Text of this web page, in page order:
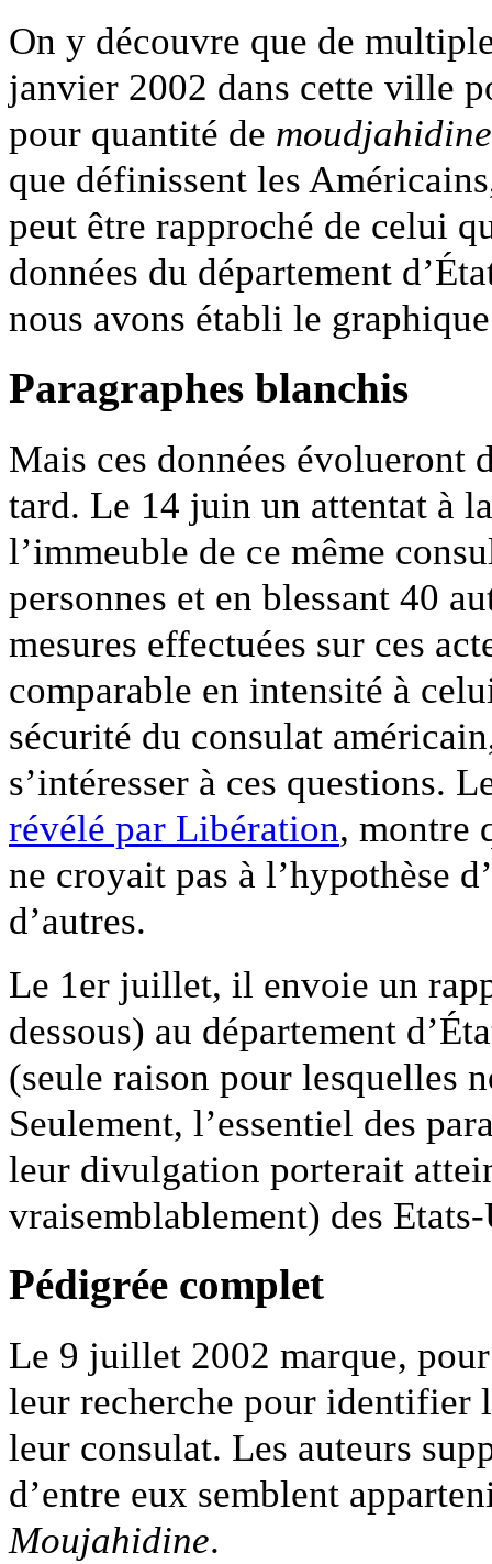
On y découvre que de
janvier 2002 dans cette ville
pour quantité de
que définissent les
peut être rapproché de celui
données du département
nous avons établi le
Paragraphes blanchis
Mais ces données évolueront
tard. Le 14 juin un attentat à
l’immeuble de ce même
personnes et en blessant 40
mesures effectuées sur ces
comparable en intensité à
sécurité du consulat
s’intéresser à ces questions.
révélé par Libération, montre
ne croyait pas à l’hypothèse
d’autres.
Le 1er juillet, il envoie un
dessous) au département
(seule raison pour lesquelles
Seulement, l’essentiel des
leur divulgation porterait
vraisemblablement) des
Pédigrée complet
Le 9 juillet 2002 marque,
leur recherche pour identifier
leur consulat. Les auteurs
d’entre eux semblent
Moujahidine.